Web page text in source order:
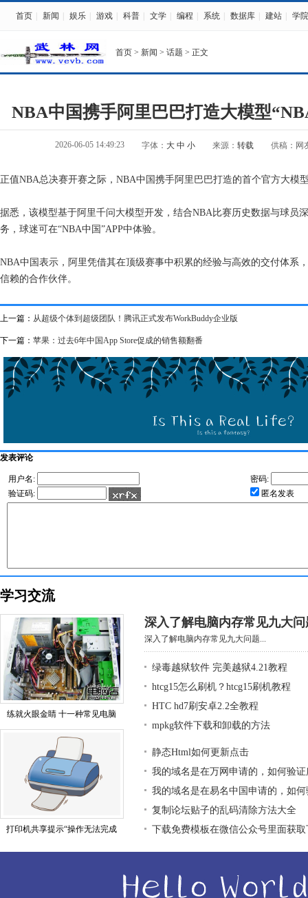
首页 新闻 娱乐 游戏 科普 文学 编程 系统 数据库 建站 学院
首页 > 新闻 > 话题 > 正文
NBA中国携手阿里巴巴打造大模型
2026-06-05 14:49:23 字体： 大 中 小 来源： 转载 供稿：网
正值NBA总决赛开赛之际，NBA中国携手阿里巴巴打造的首个官方大模
据悉，该模型基于阿里千问大模型开发，结合NBA比赛历史数据与球员
务，球迷可在“NBA中国”APP中体验。
NBA中国表示，阿里凭借其在顶级赛事中积累的经验与高效的交付体系
信赖的合作伙伴。
上一篇： 从超级个体到超级团队！腾讯正式发布WorkBuddy企业版
下一篇： 苹果：过去6年中国App Store促成的销售额翻番
发表评论
用户名:
密码:
验证码:
匿名发表
学习交流
练就火眼金睛 十一种常见电脑
打印机共享提示“操作无法完成
深入了解电脑内存常见九大问
深入了解电脑内存常见九大问题...
绿毒越狱软件 完美越狱4.21教程
htcg15怎么刷机？htcg15刷机教程
HTC hd7刷安卓2.2全教程
mpkg软件下载和卸载的方法
静态Html如何更新点击
我的域名是在万网申请的，如何验
我的域名是在易名中国申请的，如
复制论坛贴子的乱码清除方法大全
下载免费模板在微信公众号里面获